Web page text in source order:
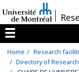
au
contenu
/
Menu
Home Research
Directory of